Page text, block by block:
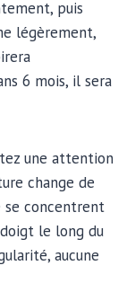
puis
légèrement,
6 mois, il sera
une attention
change de
se concentrent
le long du
aucune